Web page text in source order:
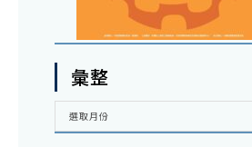
彙整
彙
選取月份